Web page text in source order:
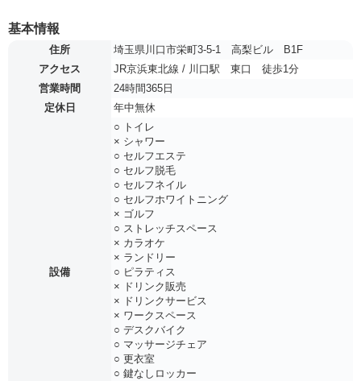
基本情報
住所
埼玉県川口市栄町3-5-1 高梨ビル B1F
アクセス
JR京浜東北線 / 川口駅 東口 徒歩1分
営業時間
24時間365日
定休日
年中無休
設備
○ トイレ
× シャワー
○ セルフエステ
○ セルフ脱毛
○ セルフネイル
○ セルフホワイトニング
× ゴルフ
○ ストレッチスペース
× カラオケ
× ランドリー
○ ピラティス
× ドリンク販売
× ドリンクサービス
× ワークスペース
○ デスクバイク
○ マッサージチェア
○ 更衣室
○ 鍵なしロッカー